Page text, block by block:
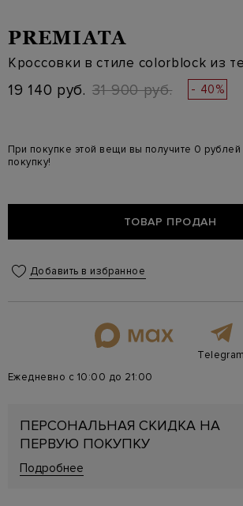
PREMIATA
Кроссовки в стиле colorblock из
19 140 руб. 31 900 руб. - 40%
При покупке этой вещи вы получите 0
покупку!
ТОВАР ПРОДАН
Добавить в избранное
Telegram
Ежедневно с 10:00 до 21:00
ПЕРСОНАЛЬНАЯ СКИДКА НА
ПЕРВУЮ ПОКУПКУ
Подробнее